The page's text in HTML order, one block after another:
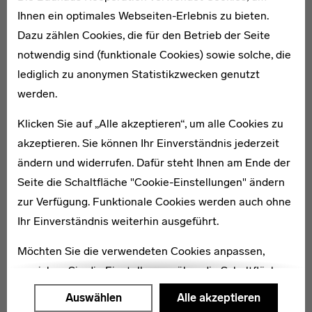
Ihnen ein optimales Webseiten-Erlebnis zu bieten.
Dazu zählen Cookies, die für den Betrieb der Seite
notwendig sind (funktionale Cookies) sowie solche, die
lediglich zu anonymen Statistikzwecken genutzt
werden.
Klicken Sie auf „Alle akzeptieren“, um alle Cookies zu
akzeptieren. Sie können Ihr Einverständnis jederzeit
ändern und widerrufen. Dafür steht Ihnen am Ende der
Seite die Schaltfläche "Cookie-Einstellungen" ändern
zur Verfügung. Funktionale Cookies werden auch ohne
Ihr Einverständnis weiterhin ausgeführt.
Möchten Sie die verwendeten Cookies anpassen,
erreichen Sie die Einstellungen über die Schaltfläche
"Auswählen".
Auswählen Alle akzeptieren
Bauarbeiten werden Besucher zu Ausstellungen und
Veranstaltungen imtemporary bauhaus-archiv
empfangen. Die Fortschritte des Erweiterungsbaus
können im Baustellen-Infocenterthe bauhaus view
über eine Webcam verfolgt werden. [DB]
Karte